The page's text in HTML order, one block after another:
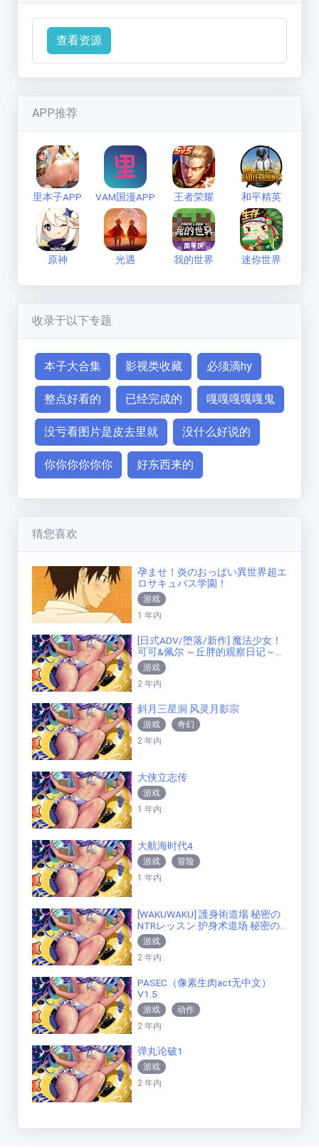
查看资源
APP推荐
里本子APP VAM国漫APP 王者荣耀 和平精英
原神 光遇 我的世界 迷你世界
收录于以下专题
本子大合集 影视类收藏 必须滴hy
整点好看的 已经完成的 嘎嘎嘎嘎嘎鬼
没亏看图片是皮去里就 没什么好说的
你你你你你你 好东西来的
猜您喜欢
孕ませ！炎のおっぱい異世界超エ
ロサキュバス学園！
游戏
1 年内
[日式ADV/堕落/新作] 魔法少女！
可可&佩尔 ～丘胖的观察日记～
机翻
游戏
2 年内
斜月三星洞 风灵月影宗
游戏
奇幻
2 年内
大侠立志传
游戏
1 年内
大航海时代4
游戏
冒险
1 年内
[WAKUWAKU] 護身術道場 秘密の
NTRレッスン 护身术道场 秘密の
NTR [v1.9.10][官方中文]
游戏
2 年内
PASEC（像素生肉act无中文）
V1.5
游戏
动作
2 年内
弹丸论破1
游戏
2 年内